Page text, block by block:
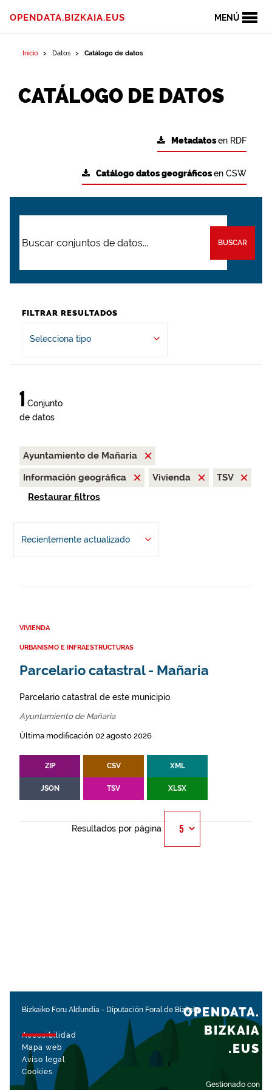
MENÚ
OPENDATA.BIZKAIA.EUS
Inicio Datos Catálogo de datos
CATÁLOGO DE DATOS
Metadatosen RDF
Catálogo datos geográficosen CSW
BUSCAR
FILTRAR RESULTADOS
Selecciona tipo
1 Conjunto
de datos
Ayuntamiento de Mañaria
Información geográfica
Vivienda
TSV
Restaurar filtros
Recientemente actualizado
VIVIENDA
URBANISMO E INFRAESTRUCTURAS
Parcelario catastral - Mañaria
Parcelario catastral de este municipio.
Ayuntamiento de Mañaria
Última modificación 02 agosto 2026
ZIP CSV XML
JSON TSV XLSX
Resultados por página
Bizkaiko Foru Aldundia - Diputación Foral de Bizkaia
Accesibilidad
Mapa web
Aviso legal
Cookies
Gestionado con
OPENDATA.
BIZKAIA
.EUS